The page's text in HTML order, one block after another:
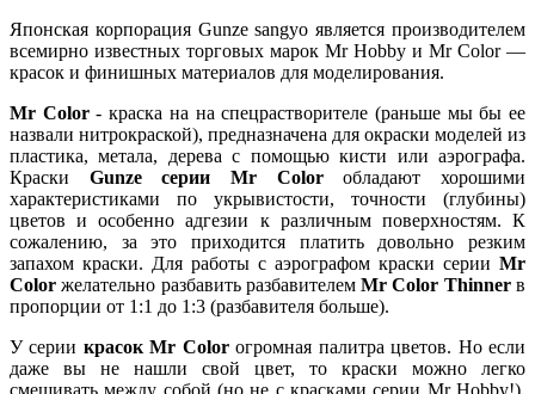
Японская корпорация Gunze sangyo является производителем
всемирно известных торговых марок Mr Hobby и Mr Color —
красок и финишных материалов для моделирования.
Mr Color- краска на на спецрастворителе (раньше мы бы ее
назвали нитрокраской), предназначена для окраски моделей из
пластика, метала, дерева с помощью кисти или аэрографа.
Краски Gunze серии Mr Colorобладают хорошими
характеристиками по укрывистости, точности (глубины)
цветов и особенно адгезии к различным поверхностям. К
сожалению, за это приходится платить довольно резким
запахом краски. Для работы с аэрографом краски серии Mr
Color желательно разбавить разбавителемMr Color Thinnerв
пропорции от 1:1 до 1:3 (разбавителя больше).
У серии красок Mr Colorогромная палитра цветов. Но если
даже вы не нашли свой цвет, то краски можно легко
смешивать между собой (но не с красками серии Mr Hobby!).